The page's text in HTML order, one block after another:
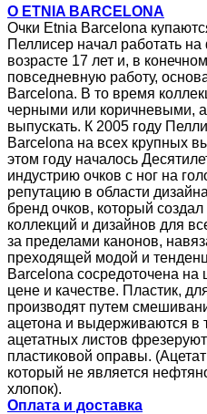
О ETNIA BARCELONA
Очки Etnia Barcelona
Пеллисер начал работать
возрасте 17 лет и, в
повседневную работу,
Barcelona. В то время
черными или коричневыми,
выпускать. К 2005 году
Barcelona на всех крупных
этом году началось
индустрию очков с ног на
репутацию в области
бренд очков, который
коллекций и дизайнов для
за пределами канонов,
преходящей модой и
Barcelona сосредоточена на
цене и качестве. Пластик,
производят путем
ацетона и выдерживаются в
ацетатных листов
пластиковой оправы.
который не является
хлопок).
Оплата и доставка